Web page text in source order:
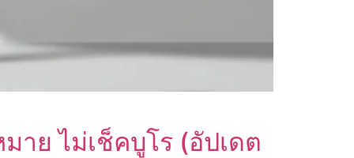
าย ไม่เช็คบูโร (อัปเดต